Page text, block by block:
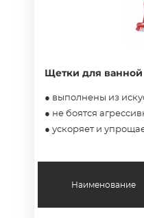
Щетки для ванной
● выполнены из
● не боятся
● ускоряет и
Наименование